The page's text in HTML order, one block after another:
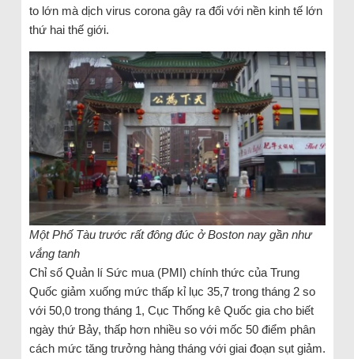
to lớn mà dịch virus corona gây ra đối với nền kinh tế lớn
thứ hai thế giới.
Một Phố Tàu trước rất đông đúc ở Boston nay gần như
vắng tanh
Chỉ số Quản lí Sức mua (PMI) chính thức của Trung
Quốc giảm xuống mức thấp kỉ lục 35,7 trong tháng 2 so
với 50,0 trong tháng 1, Cục Thống kê Quốc gia cho biết
ngày thứ Bảy, thấp hơn nhiều so với mốc 50 điểm phân
cách mức tăng trưởng hàng tháng với giai đoạn sụt giảm.